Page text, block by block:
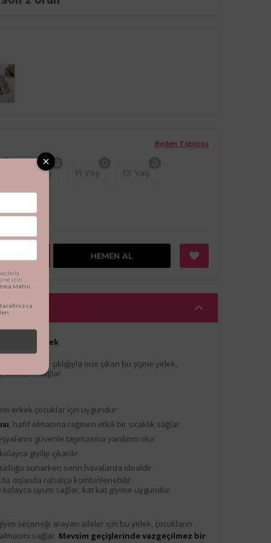
Beden Tablosu
10 Yaş
HEMEN AL
Şişme Yelek
hafifliği ve şıklığıyla öne çıkan bu şişme yelek,
sağlar.
erkek çocuklar için uygundur.
, hafif olmasına rağmen etkili bir sıcaklık sağlar.
güvenle taşımasına yardımcı olur.
giyilip çıkarılır.
sunarken serin havalarda idealdir.
dışarıda rahatça kombinlenebilir.
kolayca uyum sağlar, kat kat giyime uygundur.
seçeneği arayan aileler için bu yelek, çocukların
sağlar. Mevsim geçişlerinde vazgeçilmez bir
izin
Metni